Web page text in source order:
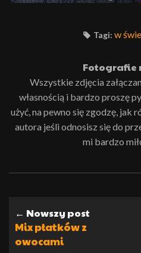
Tagi: w
Fotografie
Wszystkie zdjęcia
własnością i bardzo proszę
użyć, na pewno się zgodzę, jak
autora jeśli odnosisz się do
mi bardzo
← Nowszy post
Mix płatków z
owocami